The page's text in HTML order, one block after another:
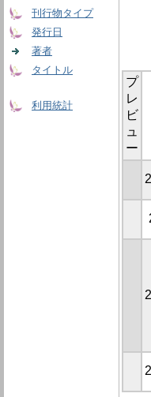
刊行物タイプ
発行日
著者
タイトル
利用統計
プ
レ
ビ
ュ
ー